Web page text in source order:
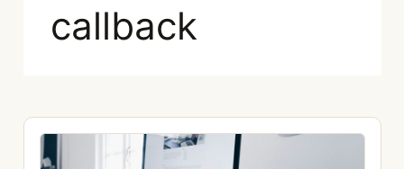
callback